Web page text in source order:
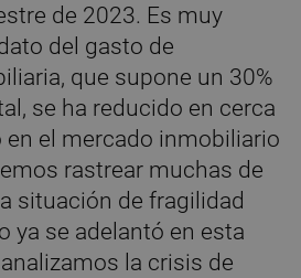
de 2023. Es muy
del gasto de
que supone un 30%
se ha reducido en cerca
en el mercado inmobiliario
rastrear muchas de
situación de fragilidad
ya se adelantó en esta
la crisis de